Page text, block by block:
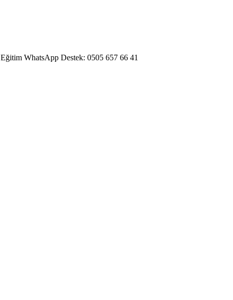
Eğitim WhatsApp Destek: 0505 657 66 41